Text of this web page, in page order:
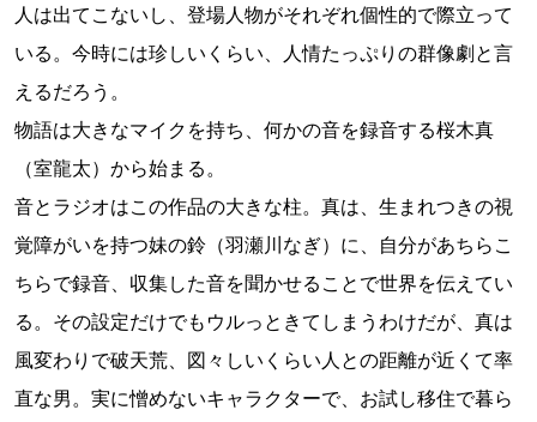
人は出てこないし、登場人物がそれぞれ個性的で際立って
いる。今時には珍しいくらい、人情たっぷりの群像劇と言
えるだろう。
物語は大きなマイクを持ち、何かの音を録音する桜木真
（室龍太）から始まる。
音とラジオはこの作品の大きな柱。真は、生まれつきの視
覚障がいを持つ妹の鈴（羽瀬川なぎ）に、自分があちらこ
ちらで録音、収集した音を聞かせることで世界を伝えてい
る。その設定だけでもウルっときてしまうわけだが、真は
風変わりで破天荒、図々しいくらい人との距離が近くて率
直な男。実に憎めないキャラクターで、お試し移住で暮ら